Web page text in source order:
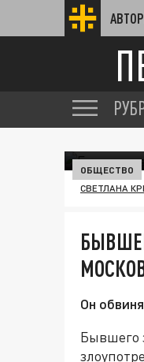
ОБЩЕСТВО
СВЕТЛАНА
Он
Бывшего